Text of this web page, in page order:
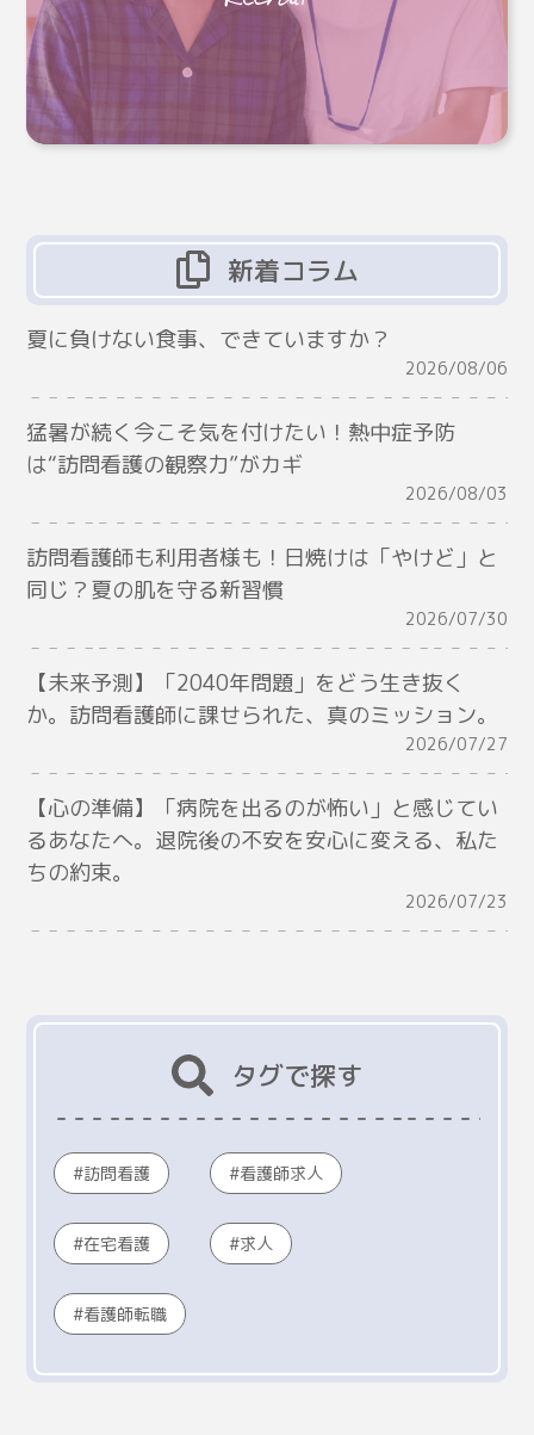
新着コラム
夏に負けない食事、できていますか？
2026/08/06
猛暑が続く今こそ気を付けたい！熱中症予防
は“訪問看護の観察力”がカギ
2026/08/03
訪問看護師も利用者様も！日焼けは「やけど」と
同じ？夏の肌を守る新習慣
2026/07/30
【未来予測】「2040年問題」をどう生き抜く
か。訪問看護師に課せられた、真のミッション。
2026/07/27
【心の準備】「病院を出るのが怖い」と感じてい
るあなたへ。退院後の不安を安心に変える、私た
ちの約束。
2026/07/23
タグで探す
訪問看護 看護師求人
在宅看護 求人
看護師転職